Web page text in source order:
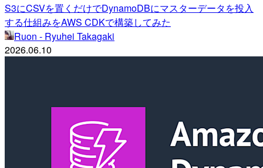
S3にCSVを置くだけでDynamoDBにマスターデータを投入
する仕組みをAWS CDKで構築してみた
Ruon - Ryuhei Takagaki
2026.06.10